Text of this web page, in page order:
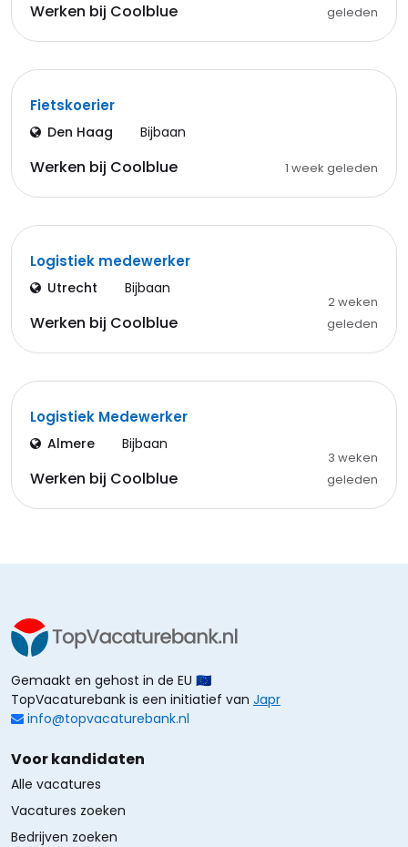
Werken bij Coolblue
geleden
Fietskoerier
Den Haag Bijbaan
Werken bij Coolblue 1 week geleden
Logistiek medewerker
Utrecht Bijbaan
Werken bij Coolblue
2 weken
geleden
Logistiek Medewerker
Almere Bijbaan
Werken bij Coolblue
3 weken
geleden
Gemaakt en gehost in de EU 🇪🇺
TopVacaturebank is een initiatief van Japr
info@topvacaturebank.nl
Voor kandidaten
Alle vacatures
Vacatures zoeken
Bedrijven zoeken